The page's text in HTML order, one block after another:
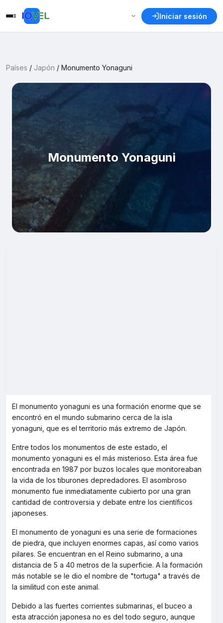
Iniciar sesión
Países / Japón / Monumento Yonaguni
Monumento Yonaguni
El monumento yonaguni es una formación enorme que se
encontró en el mundo submarino cerca de la isla
yonaguni, que es el territorio más extremo de Japón.
Entre todos los monumentos de este estado, el
monumento yonaguni es el más misterioso. Esta área fue
encontrada en 1987 por buzos locales que monitoreaban
la vida de los tiburones depredadores. El asombroso
monumento fue inmediatamente cubierto por una gran
cantidad de controversia y debate entre los científicos
japoneses.
El monumento de yonaguni es una serie de formaciones
de piedra, que incluyen enormes capas, así como varios
pilares. Se encuentran en el Reino submarino, a una
distancia de 5 a 40 metros de la superficie. A la formación
más notable se le dio el nombre de "tortuga" a través de
la similitud con este animal.
Debido a las fuertes corrientes submarinas, el buceo a
esta atracción japonesa no es del todo seguro, aunque